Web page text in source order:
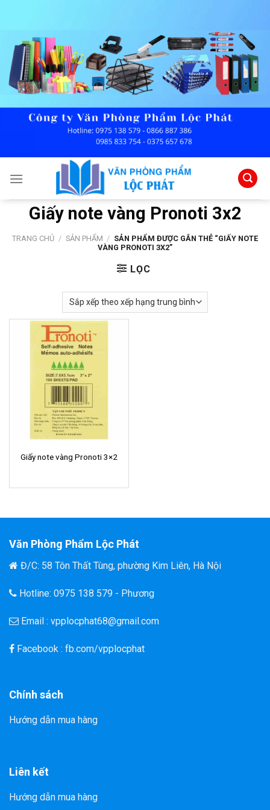
content
Giấy note vàng Pronoti 3x2
TRANG CHỦ / SẢN PHẨM / SẢN PHẨM ĐƯỢC GẮN THẺ “GIẤY NOTE
VÀNG PRONOTI 3X2”
LỌC
Giấy note vàng Pronoti 3×2
Văn Phòng Phẩm Lộc Phát
Đ/C: 58 Tôn Thất Tùng, phường Kim Liên, Hà Nội
Hotline: 0975 138 579 - Phương
Email : vpplocphat68@gmail.com
Facebook : fb.com/vpplocphat
Chính sách
Hướng dẫn mua hàng
Liên kết
Hướng dẫn mua hàng